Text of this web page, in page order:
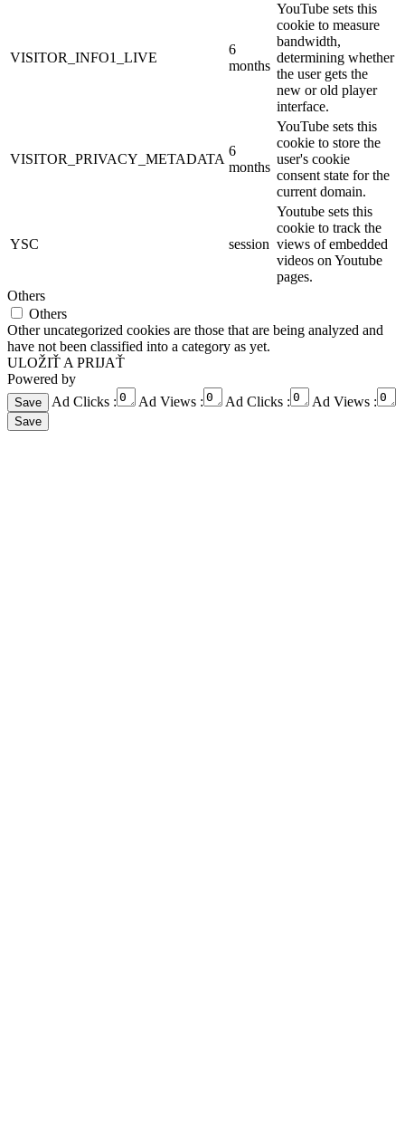
VISITOR_INFO1_LIVE
6
months
YouTube sets this
cookie to measure
bandwidth,
determining whether
the user gets the
new or old player
interface.
VISITOR_PRIVACY_METADATA
6
months
YouTube sets this
cookie to store the
user's cookie
consent state for the
current domain.
YSC session
Youtube sets this
cookie to track the
views of embedded
videos on Youtube
pages.
Others
Others
Other uncategorized cookies are those that are being analyzed and
have not been classified into a category as yet.
ULOŽIŤ A PRIJAŤ
Powered by
Ad Clicks :
Ad Views : Ad Clicks : Ad Views :